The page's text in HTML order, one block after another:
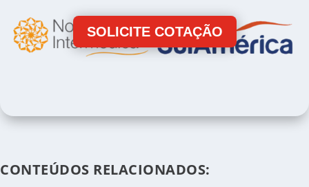
SOLICITE COTAÇÃO
CONTEÚDOS RELACIONADOS: